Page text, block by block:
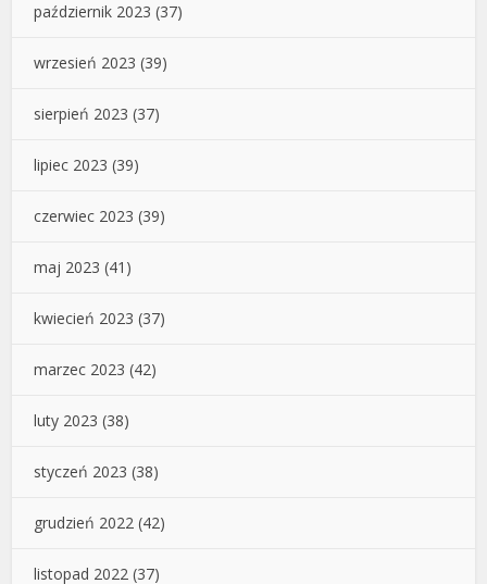
październik 2023 (37)
wrzesień 2023 (39)
sierpień 2023 (37)
lipiec 2023 (39)
czerwiec 2023 (39)
maj 2023 (41)
kwiecień 2023 (37)
marzec 2023 (42)
luty 2023 (38)
styczeń 2023 (38)
grudzień 2022 (42)
listopad 2022 (37)